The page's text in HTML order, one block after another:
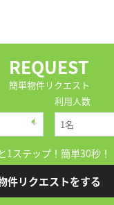
REQUEST
簡単物件リクエスト
利用人数
1ステップ！簡単30秒！
件リクエストをする